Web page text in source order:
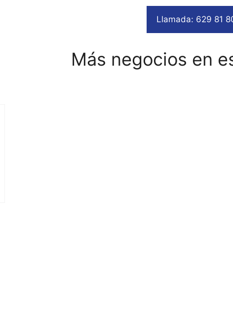
Llamada: 629 81
Más negocios en